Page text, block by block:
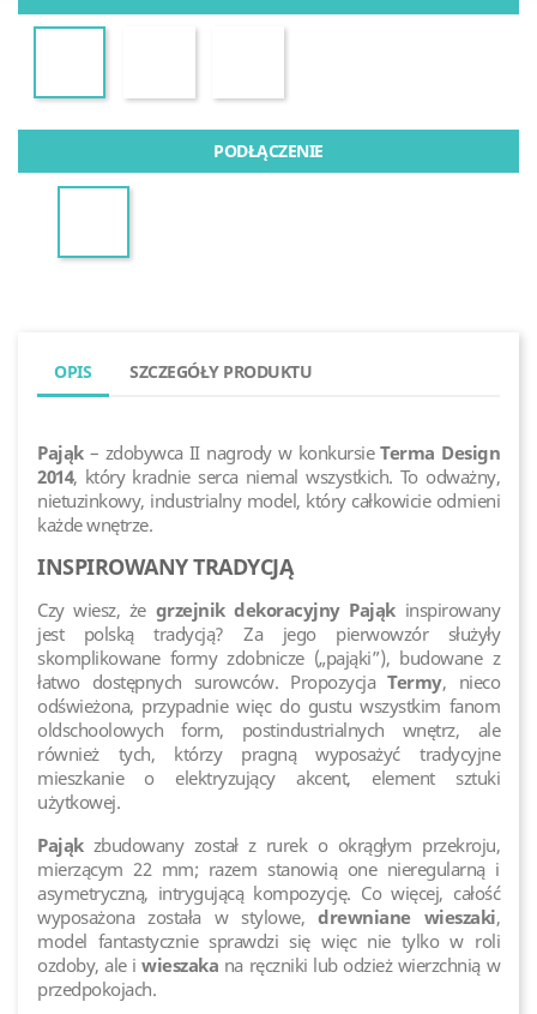
PODŁĄCZENIE
OPIS SZCZEGÓŁY PRODUKTU
Pająk– zdobywca II nagrody w konkursieTerma Design
2014, który kradnie serca niemal wszystkich. To odważny,
nietuzinkowy, industrialny model, który całkowicie odmieni
każde wnętrze.
INSPIROWANY TRADYCJĄ
Czy wiesz, że grzejnik dekoracyjny Pająkinspirowany
jest polską tradycją? Za jego pierwowzór służyły
skomplikowane formy zdobnicze („pająki”), budowane z
łatwo dostępnych surowców. PropozycjaTermy, nieco
odświeżona, przypadnie więc do gustu wszystkim fanom
oldschoolowych form, postindustrialnych wnętrz, ale
również tych, którzy pragną wyposażyć tradycyjne
mieszkanie o elektryzujący akcent, element sztuki
użytkowej.
Pająkzbudowany został z rurek o okrągłym przekroju,
mierzącym 22 mm; razem stanowią one nieregularną i
asymetryczną, intrygującą kompozycję. Co więcej, całość
wyposażona została w stylowe, drewniane wieszaki,
model fantastycznie sprawdzi się więc nie tylko w roli
ozdoby, ale iwieszaka na ręczniki lub odzież wierzchnią w
przedpokojach.